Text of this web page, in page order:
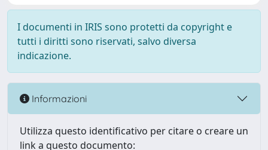
I documenti in IRIS sono protetti da copyright e
tutti i diritti sono riservati, salvo diversa
indicazione.
Informazioni
Utilizza questo identificativo per citare o creare un
link a questo documento: